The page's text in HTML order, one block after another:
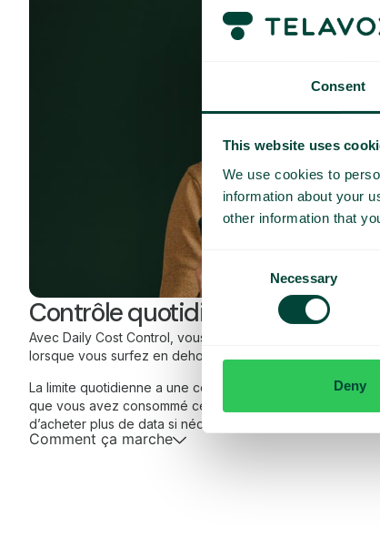
Consent
This website uses
We use cookies to
information about your
other information that
Consent
Necessary
Deny
Contrôle quotidien des coûts
Avec Daily Cost Control, vous, en tant que client, pouvez
lorsque vous surfez en dehors de l’UE/EEE.
La limite quotidienne a une certaine quantité de data à un
que vous avez consommé cette quantité de data, vous
d’acheter plus de data si nécessaire.
Comment ça marche